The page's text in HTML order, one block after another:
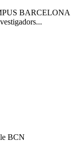
BARCELONA
BCN